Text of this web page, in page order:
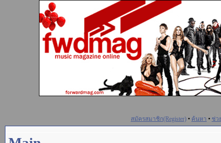
สมัครสมาชิก(Register) • ค้นหา • ช่ว